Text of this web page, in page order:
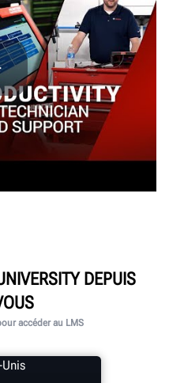
DEPUIS
accéder au LMS